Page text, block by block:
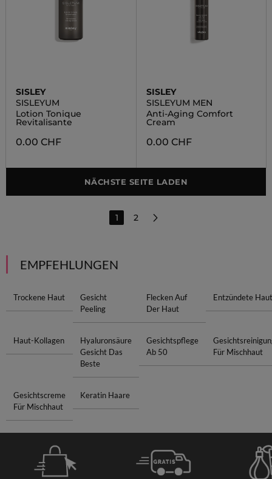
SISLEY
SISLEYUM
Lotion Tonique
Revitalisante
0.00 CHF
SISLEY
SISLEYUM MEN
Anti-Aging Comfort
Cream
0.00 CHF
NÄCHSTE SEITE LADEN
1 2
EMPFEHLUNGEN
Trockene Haut
Gesicht
Peeling
Flecken Auf
Der Haut
Entzündete Haut
Haut-Kollagen
Hyaluronsäure
Gesicht Das
Beste
Gesichtspflege
Ab 50
Für Mischhaut
Gesichtscreme
Für Mischhaut
Keratin Haare